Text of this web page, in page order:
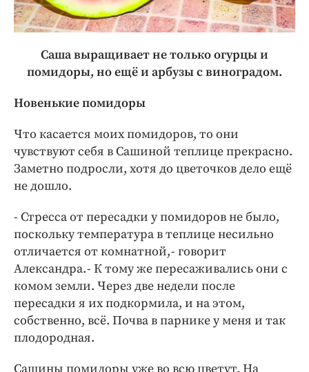
Саша выращивает не только огурцы и
помидоры, но ещё и арбузы с виноградом.
Новенькие помидоры
Что касается моих помидоров, то они
чувствуют себя в Сашиной теплице прекрасно.
Заметно подросли, хотя до цветочков дело ещё
не дошло.
- Стресса от пересадки у помидоров не было,
поскольку температура в теплице несильно
отличается от комнатной, - говорит
Александра. - К тому же пересаживались они с
комом земли. Через две недели после
пересадки я их подкормила, и на этом,
собственно, всё. Почва в парнике у меня и так
плодородная.